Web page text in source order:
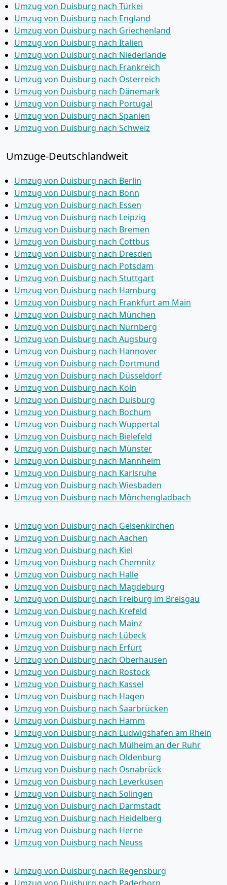
Umzug von Duisburg nach Türkei
Umzug von Duisburg nach England
Umzug von Duisburg nach Griechenland
Umzug von Duisburg nach Italien
Umzug von Duisburg nach Niederlande
Umzug von Duisburg nach Frankreich
Umzug von Duisburg nach Österreich
Umzug von Duisburg nach Dänemark
Umzug von Duisburg nach Portugal
Umzug von Duisburg nach Spanien
Umzug von Duisburg nach Schweiz
Umzüge-Deutschlandweit
Umzug von Duisburg nach Berlin
Umzug von Duisburg nach Bonn
Umzug von Duisburg nach Essen
Umzug von Duisburg nach Leipzig
Umzug von Duisburg nach Bremen
Umzug von Duisburg nach Cottbus
Umzug von Duisburg nach Dresden
Umzug von Duisburg nach Potsdam
Umzug von Duisburg nach Stuttgart
Umzug von Duisburg nach Hamburg
Umzug von Duisburg nach Frankfurt am Main
Umzug von Duisburg nach München
Umzug von Duisburg nach Nürnberg
Umzug von Duisburg nach Augsburg
Umzug von Duisburg nach Hannover
Umzug von Duisburg nach Dortmund
Umzug von Duisburg nach Düsseldorf
Umzug von Duisburg nach Köln
Umzug von Duisburg nach Duisburg
Umzug von Duisburg nach Bochum
Umzug von Duisburg nach Wuppertal
Umzug von Duisburg nach Bielefeld
Umzug von Duisburg nach Münster
Umzug von Duisburg nach Mannheim
Umzug von Duisburg nach Karlsruhe
Umzug von Duisburg nach Wiesbaden
Umzug von Duisburg nach Mönchen­gladbach
Umzug von Duisburg nach Gelsenkirchen
Umzug von Duisburg nach Aachen
Umzug von Duisburg nach Kiel
Umzug von Duisburg nach Chemnitz
Umzug von Duisburg nach Halle
Umzug von Duisburg nach Magdeburg
Umzug von Duisburg nach Freiburg im Breisgau
Umzug von Duisburg nach Krefeld
Umzug von Duisburg nach Mainz
Umzug von Duisburg nach Lübeck
Umzug von Duisburg nach Erfurt
Umzug von Duisburg nach Oberhausen
Umzug von Duisburg nach Rostock
Umzug von Duisburg nach Kassel
Umzug von Duisburg nach Hagen
Umzug von Duisburg nach Saarbrücken
Umzug von Duisburg nach Hamm
Umzug von Duisburg nach Ludwigshafen am Rhein
Umzug von Duisburg nach Mülheim an der Ruhr
Umzug von Duisburg nach Oldenburg
Umzug von Duisburg nach Osnabrück
Umzug von Duisburg nach Leverkusen
Umzug von Duisburg nach Solingen
Umzug von Duisburg nach Darmstadt
Umzug von Duisburg nach Heidelberg
Umzug von Duisburg nach Herne
Umzug von Duisburg nach Neuss
Umzug von Duisburg nach Regensburg